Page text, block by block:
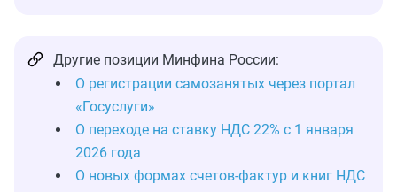
Другие позиции Минфина России:
О регистрации самозанятых через портал
«Госуслуги»
О переходе на ставку НДС 22% с 1 января
2026 года
О новых формах счетов‑фактур и книг НДС